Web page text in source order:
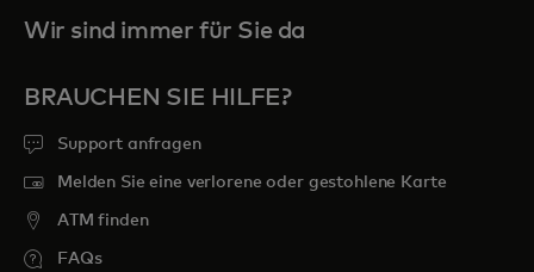
Wir sind immer für Sie da
BRAUCHEN SIE HILFE?
Support anfragen
Melden Sie eine verlorene oder gestohlene Karte
ATM finden
FAQs